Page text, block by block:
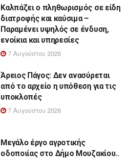
Καλπάζει ο πληθωρισμός σε είδη
διατροφής και καύσιμα –
Παραμένει υψηλός σε ένδυση,
ενοίκια και υπηρεσίες
7 Αυγούστου 2026
Άρειος Πάγος: Δεν ανασύρεται
από το αρχείο η υπόθεση για τις
υποκλοπές
7 Αυγούστου 2026
Μεγάλο έργο αγροτικής
οδοποιίας στο Δήμο Μουζακίου..